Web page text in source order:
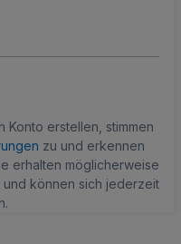
Konto erstellen, stimmen
zu und erkennen
erhalten möglicherweise
können sich jederzeit